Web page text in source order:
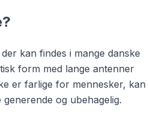
kan findes i mange danske
form med lange antenner
er farlige for mennesker, kan
og ubehagelig.